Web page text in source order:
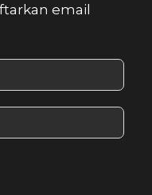
email